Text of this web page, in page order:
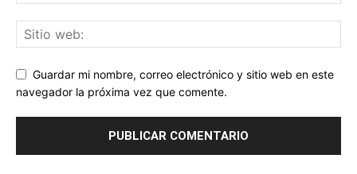
Guardar mi nombre, correo electrónico y sitio web en este
navegador la próxima vez que comente.